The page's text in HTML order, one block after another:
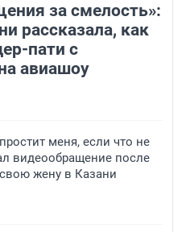
за смелость»:
рассказала, как
пати с
авиашоу
меня, если что не
видеообращение после
жену в Казани